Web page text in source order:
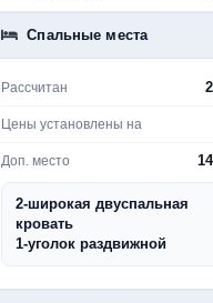
Спальные места
Рассчитан
Цены установлены на
Доп. место
2-широкая двуспальная
кровать
1-уголок раздвижной